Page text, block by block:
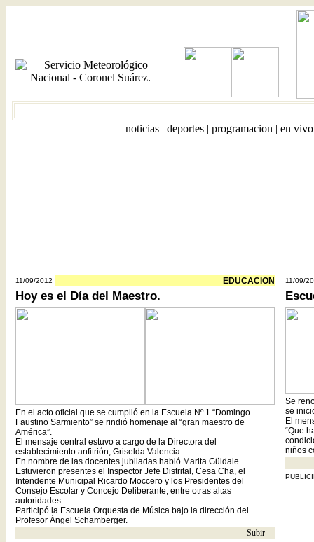
noticias | deportes | programacion | en vivo
11/09/2012 EDUCACION
Hoy es el Día del Maestro.
En el acto oficial que se cumplió en la Escuela Nº 1 “Domingo
Faustino Sarmiento” se rindió homenaje al “gran maestro de
América”.
El mensaje central estuvo a cargo de la Directora del
establecimiento anfitrión, Griselda Valencia.
En nombre de las docentes jubiladas habló Marita Güidale.
Estuvieron presentes el Inspector Jefe Distrital, Cesa Cha, el
Intendente Municipal Ricardo Moccero y los Presidentes del
Consejo Escolar y Concejo Deliberante, entre otras altas
autoridades.
Participó la Escuela Orquesta de Música bajo la dirección del
Profesor Ángel Schamberger.
Subir
11/09/
Se
se
El
“Que
niños